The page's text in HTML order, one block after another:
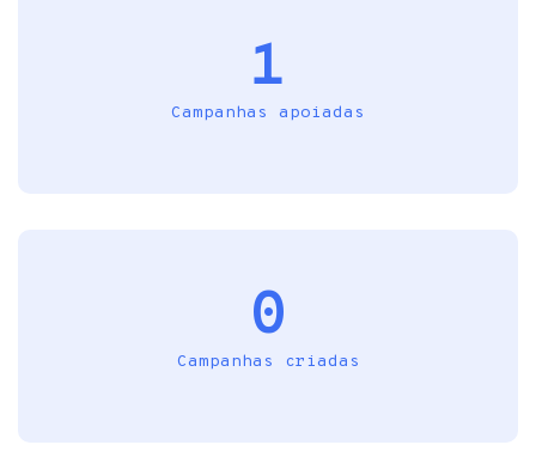
1
Campanhas apoiadas
0
Campanhas criadas